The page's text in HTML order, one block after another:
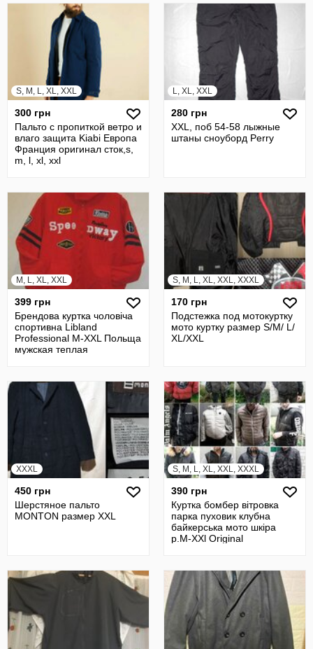
S, M, L, XL, XXL
300 грн
Пальто с пропиткой ветро и
влаго защита Kiabi Европа
Франция оригинал сток,s,
m, l, xl, xxl
L, XL, XXL
280 грн
XXL, поб 54-58 лыжные
штаны сноуборд Perry
M, L, XL, XXL
399 грн
Брендова куртка чоловіча
спортивна Libland
Professional M-XXL Польща
мужская теплая
S, M, L, XL, XXL, XXXL
170 грн
Подстежка под мотокуртку
мото куртку размер S/М/ L/
XL/XXL
XXXL
450 грн
Шерстяное пальто
MONTON размер XXL
S, M, L, XL, XXL, XXXL
390 грн
Куртка бомбер вітровка
парка пуховик клубна
байкерська мото шкіра
р.М-XXl Original